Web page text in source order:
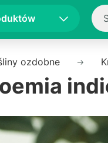
ozdobne